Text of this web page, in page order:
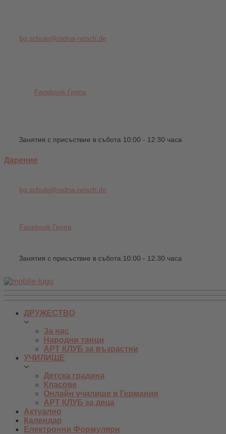
bg.schule@rodna-retsch.de
Facebook Група
Занятия с присъствие в събота 10:00 - 12:30 часа
Дарение
bg.schule@rodna-retsch.de
Facebook Група
Занятия с присъствие в събота 10:00 - 12:30 часа
ДРУЖЕСТВО
За нас
Народни танци
АРТ КЛУБ за възрастни
УЧИЛИЩЕ
Детска градина
Класове
Онлайн училище в Германия
АРТ КЛУБ за деца
Актуално
Календар
Електронни Формуляри